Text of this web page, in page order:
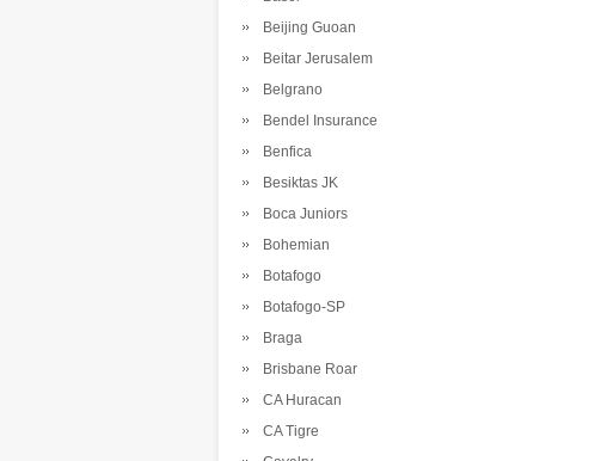
Beijing Guoan
Beitar Jerusalem
Belgrano
Bendel Insurance
Benfica
Besiktas JK
Boca Juniors
Bohemian
Botafogo
Botafogo-SP
Braga
Brisbane Roar
CA Huracan
CA Tigre